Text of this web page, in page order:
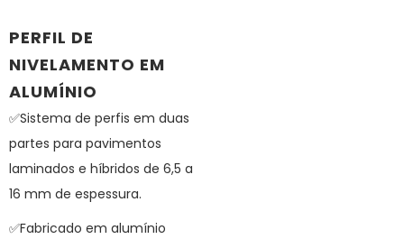
PERFIL DE
NIVELAMENTO EM
ALUMÍNIO
✅Sistema de perfis em duas
partes para pavimentos
laminados e híbridos de 6,5 a
16 mm de espessura.
✅Fabricado em alumínio